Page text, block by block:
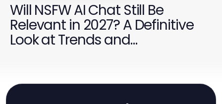
Will NSFW AI Chat Still Be
Relevant in 2027? A Definitive
Look at Trends and